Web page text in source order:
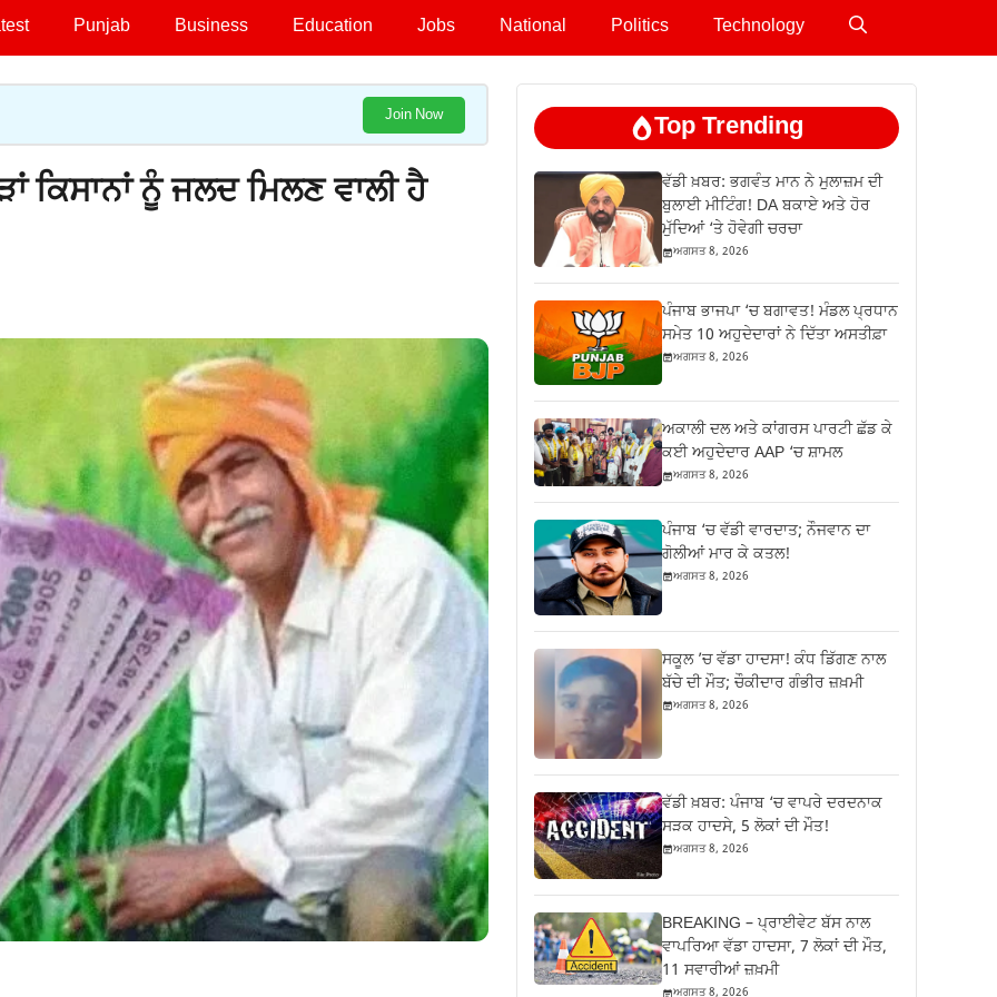
Punjab Business Education Jobs National Politics Technology
Join Now
ਕਿਸਾਨਾਂ ਨੂੰ ਜਲਦ ਮਿਲਣ ਵਾਲੀ ਹੈ
Top Trending
ਵੱਡੀ ਖ਼ਬਰ: ਭਗਵੰਤ ਮਾਨ ਨੇ ਮੁਲਾਜ਼ਮ ਦੀ
ਬੁਲਾਈ ਮੀਟਿੰਗ! DA ਬਕਾਏ ਅਤੇ ਹੋਰ
ਮੁੱਦਿਆਂ ‘ਤੇ ਹੋਵੇਗੀ ਚਰਚਾ
ਅਗਸਤ 8, 2026
ਪੰਜਾਬ ਭਾਜਪਾ ‘ਚ ਬਗਾਵਤ! ਮੰਡਲ ਪ੍ਰਧਾਨ
ਸਮੇਤ 10 ਅਹੁਦੇਦਾਰਾਂ ਨੇ ਦਿੱਤਾ ਅਸਤੀਫ਼ਾ
ਅਗਸਤ 8, 2026
ਅਕਾਲੀ ਦਲ ਅਤੇ ਕਾਂਗਰਸ ਪਾਰਟੀ ਛੱਡ ਕੇ
ਕਈ ਅਹੁਦੇਦਾਰ AAP ‘ਚ ਸ਼ਾਮਲ
ਅਗਸਤ 8, 2026
ਪੰਜਾਬ ‘ਚ ਵੱਡੀ ਵਾਰਦਾਤ; ਨੌਜਵਾਨ ਦਾ
ਗੋਲੀਆਂ ਮਾਰ ਕੇ ਕਤਲ!
ਅਗਸਤ 8, 2026
ਸਕੂਲ ’ਚ ਵੱਡਾ ਹਾਦਸਾ! ਕੰਧ ਡਿੱਗਣ ਨਾਲ
ਬੱਚੇ ਦੀ ਮੌਤ; ਚੌਕੀਦਾਰ ਗੰਭੀਰ ਜ਼ਖ਼ਮੀ
ਅਗਸਤ 8, 2026
ਵੱਡੀ ਖ਼ਬਰ: ਪੰਜਾਬ ‘ਚ ਵਾਪਰੇ ਦਰਦਨਾਕ
ਸੜਕ ਹਾਦਸੇ, 5 ਲੋਕਾਂ ਦੀ ਮੌਤ!
ਅਗਸਤ 8, 2026
BREAKING – ਪ੍ਰਾਈਵੇਟ ਬੱਸ ਨਾਲ
ਵਾਪਰਿਆ ਵੱਡਾ ਹਾਦਸਾ, 7 ਲੋਕਾਂ ਦੀ ਮੌਤ,
11 ਸਵਾਰੀਆਂ ਜ਼ਖ਼ਮੀ
ਅਗਸਤ 8, 2026